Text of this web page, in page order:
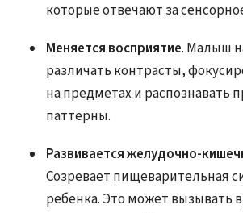
которые отвечают за
Меняется восприятие. Малыш
различать контрасты,
на предметах и распознавать
паттерны.
Развивается желудочно-
Созревает пищеварительная
ребенка. Это может вызывать